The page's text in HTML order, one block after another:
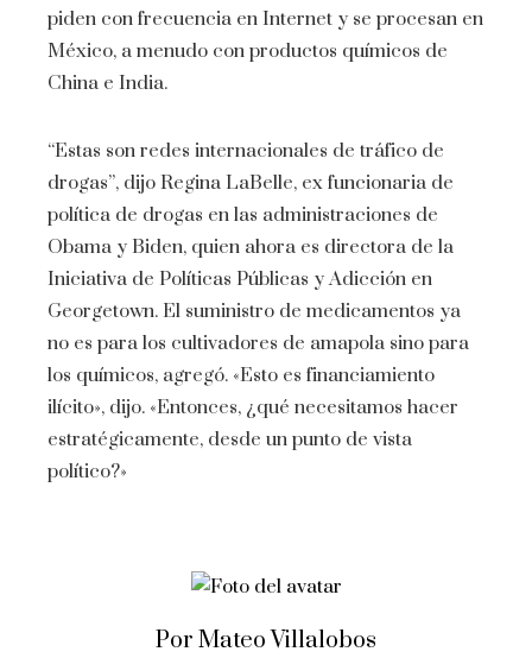
piden con frecuencia en Internet y se procesan en
México, a menudo con productos químicos de
China e India.
“Estas son redes internacionales de tráfico de
drogas”, dijo Regina LaBelle, ex funcionaria de
política de drogas en las administraciones de
Obama y Biden, quien ahora es directora de la
Iniciativa de Políticas Públicas y Adicción en
Georgetown. El suministro de medicamentos ya
no es para los cultivadores de amapola sino para
los químicos, agregó. «Esto es financiamiento
ilícito», dijo. «Entonces, ¿qué necesitamos hacer
estratégicamente, desde un punto de vista
político?»
Por Mateo Villalobos